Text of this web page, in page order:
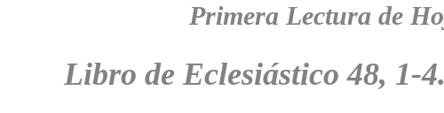
Primera Lectura de
Libro de Eclesiástico 48, 1-